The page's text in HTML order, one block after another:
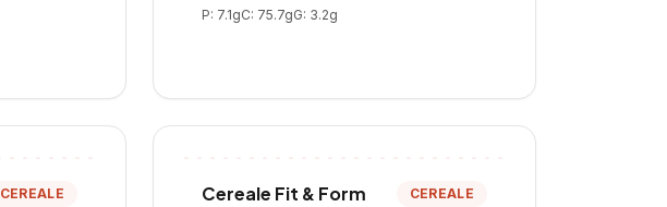
P: 7.1gC: 75.7gG: 3.2g
CEREALE
Cereale Fit & Form
CEREALE